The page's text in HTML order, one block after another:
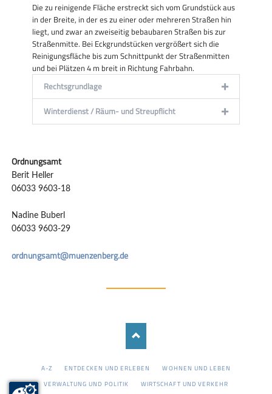
Die zu reinigende Fläche erstreckt sich vom Grundstück aus
in der Breite, in der es zu einer oder mehreren Straßen hin
liegt, und zwar an zweiseitig bebaubaren Straßen bis zur
Straßenmitte. Bei Eckgrundstücken vergrößert sich die
Reinigungsfläche bis zum Schnittpunkt der Straßenmitten
und bei Plätzen 4 m breit in Richtung Fahrbahn.
Rechtsgrundlage
Winterdienst / Räum- und Streupflicht
Ordnungsamt
Berit Heller
06033 9603-18
Nadine Buberl
06033 9603-29
ordnungsamt@muenzenberg.de
NAVIGATION
A-Z ENTDECKEN UND ERLEBEN
WOHNEN UND LEBEN
VERWALTUNG UND POLITIK
WIRTSCHAFT UND VERKEHR